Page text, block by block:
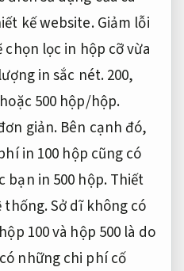
kế website.Giảm lỗi
lọc in hộp cỡ vừa
in sắc nét.200,
500 hộp/hộp.
giản. Bên cạnh đó,
in 100 hộp cũng có
bạn in 500 hộp.Thiết
thống.Sở dĩ không có
100 và hộp 500 là do
những chi phí cố